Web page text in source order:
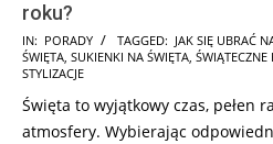
roku?
2024-
11-
IN: PORADY TAGGED: JAK SIĘ UBRAĆ
ŚWIĘTA, SUKIENKI NA ŚWIĘTA,
STYLIZACJE
Święta to wyjątkowy czas, pełen
atmosfery. Wybierając